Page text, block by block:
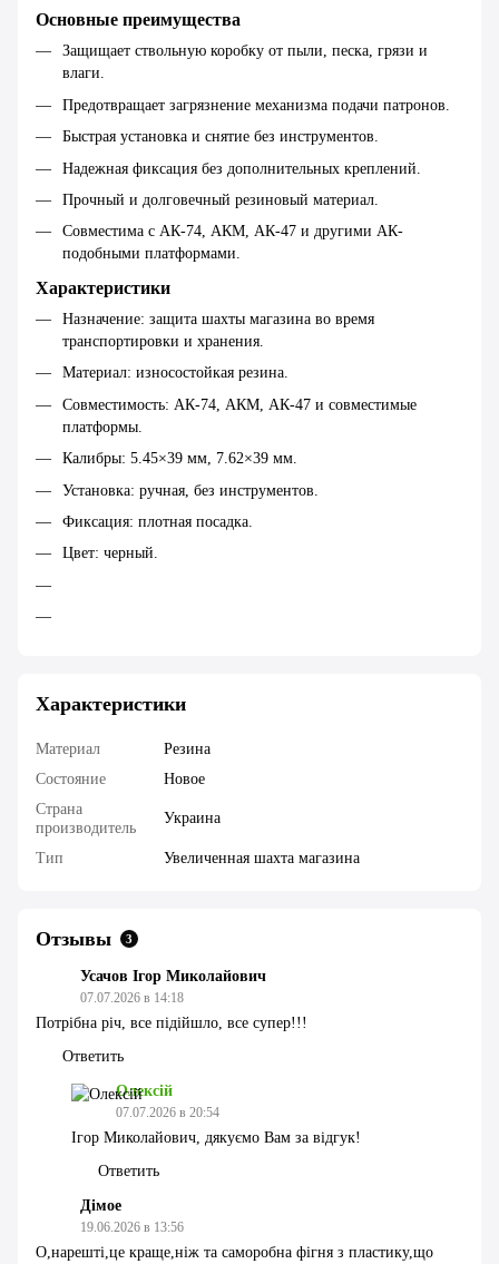
Основные преимущества
Защищает ствольную коробку от пыли, песка, грязи и
влаги.
Предотвращает загрязнение механизма подачи патронов.
Быстрая установка и снятие без инструментов.
Надежная фиксация без дополнительных креплений.
Прочный и долговечный резиновый материал.
Совместима с АК-74, АКМ, АК-47 и другими АК-
подобными платформами.
Характеристики
Назначение: защита шахты магазина во время
транспортировки и хранения.
Материал: износостойкая резина.
Совместимость: АК-74, АКМ, АК-47 и совместимые
платформы.
Калибры: 5.45×39 мм, 7.62×39 мм.
Установка: ручная, без инструментов.
Фиксация: плотная посадка.
Цвет: черный.
Характеристики
Материал
Резина
Состояние
Новое
Страна
производитель
Украина
Тип Увеличенная шахта магазина
Отзывы 3
Усачов Ігор Миколайович
07.07.2026 в 14:18
Потрібна річ, все підійшло, все супер!!!
Ответить
Олексій
07.07.2026 в 20:54
Ігор Миколайович, дякуємо Вам за відгук!
Ответить
Дімое
19.06.2026 в 13:56
О,нарешті,це краще,ніж та саморобна фігня з пластику,що